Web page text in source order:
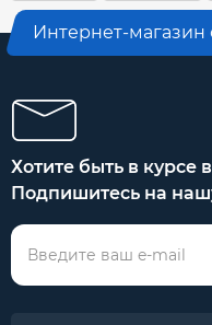
Производитель -
Интернет-магазин
Хотите быть в курсе
Подпишитесь на